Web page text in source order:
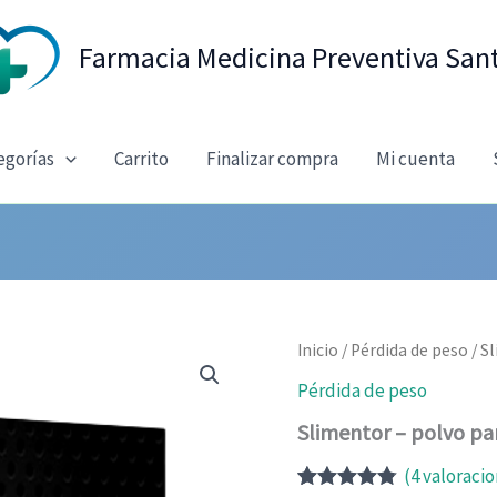
Farmacia Medicina Preventiva
Carrito Finalizar compra Mi cuenta
Inicio / Pérdida de peso /
Pérdida de peso
Slimentor – polvo
(4